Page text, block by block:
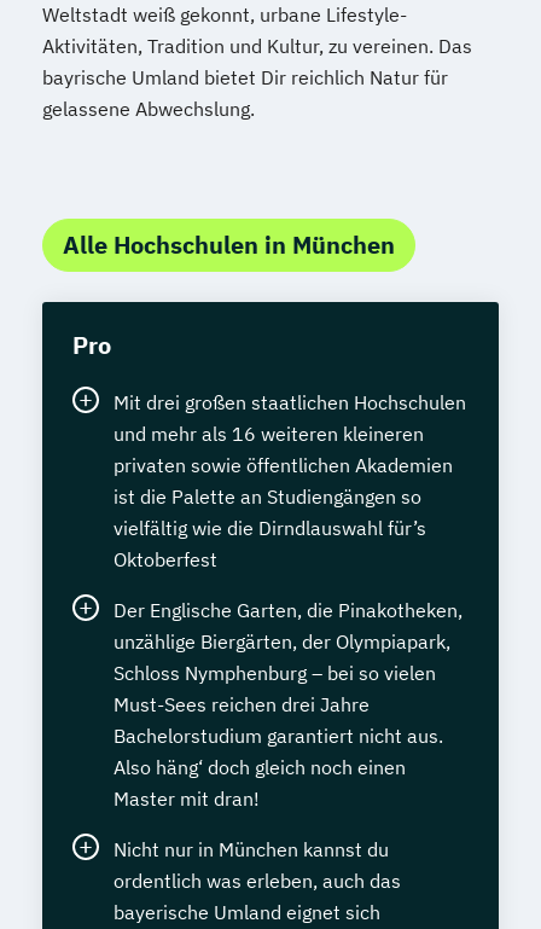
Weltstadt weiß gekonnt, urbane Lifestyle-
Aktivitäten, Tradition und Kultur, zu vereinen. Das
bayrische Umland bietet Dir reichlich Natur für
gelassene Abwechslung.
Alle Hochschulen in München
Pro
Mit drei großen staatlichen Hochschulen
und mehr als 16 weiteren kleineren
privaten sowie öffentlichen Akademien
ist die Palette an Studiengängen so
vielfältig wie die Dirndlauswahl für’s
Oktoberfest
Der Englische Garten, die Pinakotheken,
unzählige Biergärten, der Olympiapark,
Schloss Nymphenburg – bei so vielen
Must-Sees reichen drei Jahre
Bachelorstudium garantiert nicht aus.
Also häng‘ doch gleich noch einen
Master mit dran!
Nicht nur in München kannst du
ordentlich was erleben, auch das
bayerische Umland eignet sich